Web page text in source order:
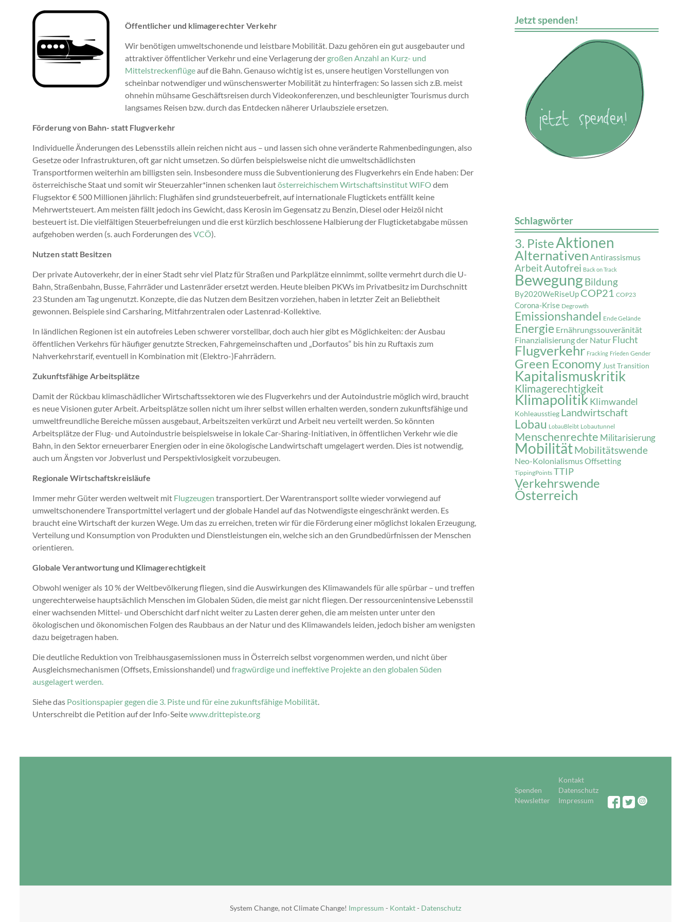
Öffentlicher und klimagerechter Verkehr
Wir benötigen umweltschonende und leistbare Mobilität. Dazu gehören ein gut ausgebauter und
attraktiver öffentlicher Verkehr und eine Verlagerung der großen Anzahl an Kurz- und
Mittelstreckenflügeauf die Bahn. Genauso wichtig ist es, unsere heutigen Vorstellungen von
scheinbar notwendiger und wünschenswerter Mobilität zu hinterfragen: So lassen sich z.B. meist
ohnehin mühsame Geschäftsreisen durch Videokonferenzen, und beschleunigter Tourismus durch
langsames Reisen bzw. durch das Entdecken näherer Urlaubsziele ersetzen.
Förderung von Bahn- statt Flugverkehr
Individuelle Änderungen des Lebensstils allein reichen nicht aus – und lassen sich ohne veränderte Rahmenbedingungen, also
Gesetze oder Infrastrukturen, oft gar nicht umsetzen. So dürfen beispielsweise nicht die umweltschädlichsten
Transportformen weiterhin am billigsten sein. Insbesondere muss die Subventionierung des Flugverkehrs ein Ende haben: Der
österreichische Staat und somit wir Steuerzahler*innen schenken lautösterreichischem Wirtschaftsinstitut WIFO dem
Flugsektor € 500 Millionen jährlich: Flughäfen sind grundsteuerbefreit, auf internationale Flugtickets entfällt keine
Mehrwertsteuert. Am meisten fällt jedoch ins Gewicht, dass Kerosin im Gegensatz zu Benzin, Diesel oder Heizöl nicht
besteuert ist. Die vielfältigen Steuerbefreiungen und die erst kürzlich beschlossene Halbierung der Flugticketabgabe müssen
aufgehoben werden (s. auch Forderungen desVCÖ).
Nutzen statt Besitzen
Der private Autoverkehr, der in einer Stadt sehr viel Platz für Straßen und Parkplätze einnimmt, sollte vermehrt durch die U-
Bahn, Straßenbahn, Busse, Fahrräder und Lastenräder ersetzt werden. Heute bleiben PKWs im Privatbesitz im Durchschnitt
23 Stunden am Tag ungenutzt. Konzepte, die das Nutzen dem Besitzen vorziehen, haben in letzter Zeit an Beliebtheit
gewonnen. Beispiele sind Carsharing, Mitfahrzentralen oder Lastenrad-Kollektive.
In ländlichen Regionen ist ein autofreies Leben schwerer vorstellbar, doch auch hier gibt es Möglichkeiten: der Ausbau
öffentlichen Verkehrs für häufiger genutzte Strecken, Fahrgemeinschaften und „Dorfautos“ bis hin zu Ruftaxis zum
Nahverkehrstarif, eventuell in Kombination mit (Elektro-)Fahrrädern.
Zukunftsfähige Arbeitsplätze
Damit der Rückbau klimaschädlicher Wirtschaftssektoren wie des Flugverkehrs und der Autoindustrie möglich wird, braucht
es neue Visionen guter Arbeit. Arbeitsplätze sollen nicht um ihrer selbst willen erhalten werden, sondern zukunftsfähige und
umweltfreundliche Bereiche müssen ausgebaut, Arbeitszeiten verkürzt und Arbeit neu verteilt werden. So könnten
Arbeitsplätze der Flug- und Autoindustrie beispielsweise in lokale Car-Sharing-Initiativen, in öffentlichen Verkehr wie die
Bahn, in den Sektor erneuerbarer Energien oder in eine ökologische Landwirtschaft umgelagert werden. Dies ist notwendig,
auch um Ängsten vor Jobverlust und Perspektivlosigkeit vorzubeugen.
Regionale Wirtschaftskreisläufe
Immer mehr Güter werden weltweit mit Flugzeugen transportiert. Der Warentransport sollte wieder vorwiegend auf
umweltschonendere Transportmittel verlagert und der globale Handel auf das Notwendigste eingeschränkt werden. Es
braucht eine Wirtschaft der kurzen Wege. Um das zu erreichen, treten wir für die Förderung einer möglichst lokalen Erzeugung,
Verteilung und Konsumption von Produkten und Dienstleistungen ein, welche sich an den Grundbedürfnissen der Menschen
orientieren.
Globale Verantwortung und Klimagerechtigkeit
Obwohl weniger als 10 % der Weltbevölkerung fliegen, sind die Auswirkungen des Klimawandels für alle spürbar – und treffen
ungerechterweise hauptsächlich Menschen im Globalen Süden, die meist gar nicht fliegen. Der ressourcenintensive Lebensstil
einer wachsenden Mittel- und Oberschicht darf nicht weiter zu Lasten derer gehen, die am meisten unter unter den
ökologischen und ökonomischen Folgen des Raubbaus an der Natur und des Klimawandels leiden, jedoch bisher am wenigsten
dazu beigetragen haben.
Die deutliche Reduktion von Treibhausgasemissionen muss in Österreich selbst vorgenommen werden, und nicht über
Ausgleichsmechanismen (Offsets, Emissionshandel) und fragwürdige und ineffektive Projekte an den globalen Süden
ausgelagert werden.
Siehe das Positionspapier gegen die 3. Piste und für eine zukunftsfähige Mobilität
Unterschreibt die Petition auf der Info-Seitewww.drittepiste.org
Jetzt spenden!
Schlagwörter
3. PisteAktionen
Alternativen Antirassismus
ArbeitAutofrei Back on Track
BewegungBildung
By2020WeRiseUp COP21 COP23
Corona-Krise Degrowth
Emissionshandel Ende Gelände
Energie Ernährungssouveränität
Finanzialisierung der Natur Flucht
Flugverkehr Fracking Frieden Gender
Green EconomyJust Transition
Kapitalismuskritik
Klimagerechtigkeit
Klimapolitik Klimwandel
Kohleausstieg Landwirtschaft
Lobau LobauBleibt Lobautunnel
Menschenrechte Militarisierung
MobilitätMobilitätswende
Neo-KolonialismusOffsetting
TippingPoints TTIP
Verkehrswende
Österreich
Kontakt
Spenden
Datenschutz
Newsletter
Impressum
System Change, not Climate Change! Impressum - Kontakt- Datenschutz